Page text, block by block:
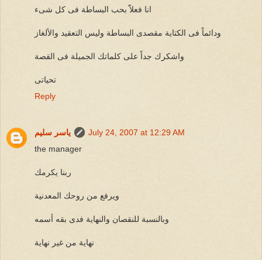
انا فعلاًَ بحب البساطة فى كل شىء
ودائماً فى الكتاية مقصدى البساطة وليس التعقيد والألغاز
واشكرك جداً على كلماتك الجميلة فى القصة
تحياتى
Reply
ياسر سليم
July 24, 2007 at 12:29 AM
the manager
ربنا يكرمك
ويرفع من روحك المعدنية
وبالنسبة للنقصان والنهاية فدى بقه أسمه
نهاية من غير نهاية